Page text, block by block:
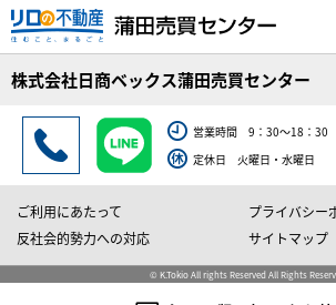
株式会社日商ベックス蒲田売買センター
営業時間 9：30～18：30
定休日 火曜日・水曜日
ご利用にあたって
プライバシー
反社会的勢力への対応
サイトマップ
© K.Tokio All rights Reserved All Rights